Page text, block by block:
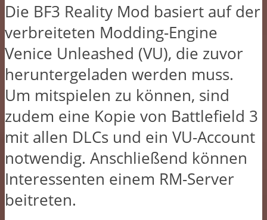
Die BF3 Reality Mod basiert auf der
verbreiteten Modding-Engine
Venice Unleashed (VU), die zuvor
heruntergeladen werden muss.
Um mitspielen zu können, sind
zudem eine Kopie von Battlefield 3
mit allen DLCs und ein VU-Account
notwendig. Anschließend können
Interessenten einem RM-Server
beitreten.